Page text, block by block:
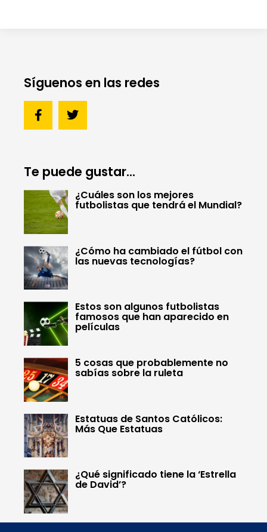
Síguenos en las redes
Te puede gustar...
¿Cuáles son los mejores
futbolistas que tendrá el Mundial?
¿Cómo ha cambiado el fútbol con
las nuevas tecnologías?
Estos son algunos futbolistas
famosos que han aparecido en
películas
5 cosas que probablemente no
sabías sobre la ruleta
Estatuas de Santos Católicos:
Más Que Estatuas
¿Qué significado tiene la ‘Estrella
de David’?